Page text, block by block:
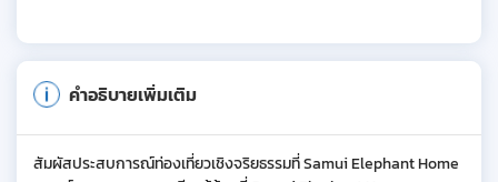
คำอธิบายเพิ่มเติม
สัมผัสประสบการณ์ท่องเที่ยวเชิงจริยธรรมที่ Samui Elephant Home